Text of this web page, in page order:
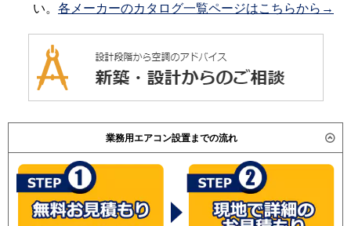
い。 各メーカーのカタログ一覧ページはこちらから→
業務用エアコン設置までの流れ